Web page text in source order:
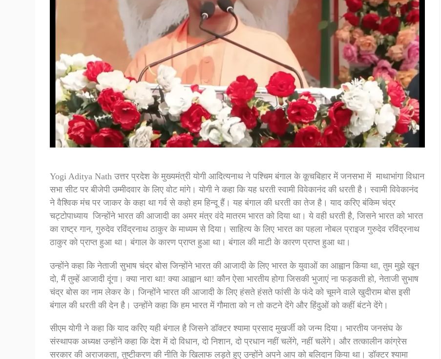
Yogi Aditya Nath उत्तर प्रदेश के मुख्यमंत्री योगी आदित्यनाथ ने पश्चिम बंगाल के कूचबिहार में जनसभा में माथाभांगा विधान
सभा सीट पर बीजेपी उम्मीदवार के लिए वोट मांगे। योगी ने कहा कि यह धरती स्वामी विवेकानंद की धरती है। स्वामी विवेकानंद
ने वैश्विक मंच पर जाकर के कहा था गर्व से कहो हम हिन्दू हैं। यह बंगाल की धरती का तेज है। याद करिए बंकिम चंद्र
चट्टोपाध्याय जिन्होंने भारत की आजादी का अमर मंत्र वंदे मातरम भारत को दिया था। ये वही धरती है, जिसने भारत को भारत
का राष्ट्र गान, गुरुदेव रविंद्रनाथ ठाकुर के माध्यम से दिया। साहित्य के लिए भारत का पहला नोबल प्राइज गुरुदेव रविंद्रनाथ
ठाकुर को प्राप्त हुआ था। बंगाल के कारण प्राप्त हुआ था। बंगाल की माटी के कारण प्राप्त हुआ था।
उन्होंने कहा कि नेताजी सुभाष चंद्र बोस जिन्होंने भारत की आजादी के लिए भारत के युवाओं का आह्वान किया था, तुम मुझे खून
दो, मैं तुम्हें आजादी दूंगा। क्या नारा था! क्या आह्वान था! कौन ऐसा भारतीय होगा जिसकी भुजाएं ना फड़कती हो, नेताजी सुभाष
चंद्र बोस का नाम लेकर के। जिन्होंने भारत की आजादी के लिए हंसते हंसते फांसी के फंदे को चूमने वाले खुदीराम बोस इसी
बंगाल की धरती की देन है। उन्होंने कहा कि हम भारत में गौमाता को न तो कटने देंगे और हिंदुओं को कहीं बंटने देंगे।
सीएम योगी ने कहा कि याद करिए यही बंगाल है जिसने डॉक्टर श्यामा प्रसाद मुखर्जी को जन्म दिया। भारतीय जनसंघ के
संस्थापक अध्यक्ष उन्होंने कहा कि देश में दो विधान, दो निशान, दो प्रधान नहीं चलेंगे, नहीं चलेंगे। और तत्कालीन कांग्रेस
सरकार की अराजकता, तुष्टीकरण की नीति के खिलाफ लड़ते हुए उन्होंने अपने आप को बलिदान किया था। डॉक्टर श्यामा